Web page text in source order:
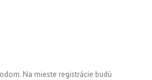
Na mieste registrácie budú